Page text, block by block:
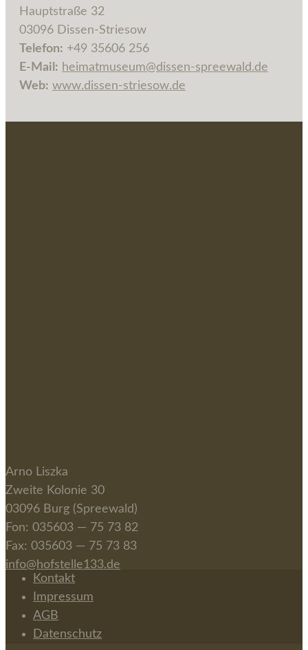
Haupt­stra­ße 32
03096 Dis­sen-Strie­sow
Tele­fon: +49 35606 256
E‑Mail: heimatmuseum@dissen-spreewald.de
Web: www.dissen-striesow.de
Arno Liszka
Zwei­te Kolo­nie 30
03096 Burg (Spree­wald)
Fon: 035603 — 75 73 82
Fax: 035603 — 75 73 83
info@hofstelle133.de
Kontakt
Impressum
AGB
Datenschutz